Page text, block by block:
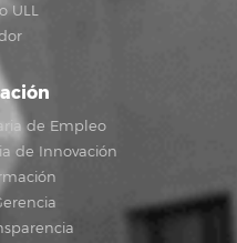
ULL
de Empleo
de Innovación